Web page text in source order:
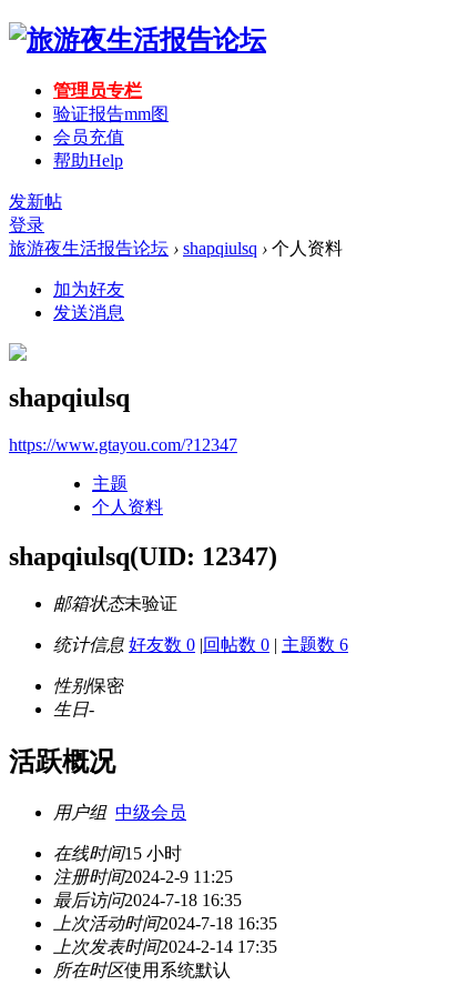
管理员专栏
验证报告mm图
会员充值
帮助Help
发新帖
登录
旅游夜生活报告论坛 › shapqiulsq › 个人资料
加为好友
发送消息
shapqiulsq
https://www.gtayou.com/?12347
主题
个人资料
shapqiulsq(UID: 12347)
邮箱状态未验证
统计信息 好友数 0 |回帖数 0 | 主题数 6
性别保密
生日-
活跃概况
用户组 中级会员
在线时间15 小时
注册时间2024-2-9 11:25
最后访问2024-7-18 16:35
上次活动时间2024-7-18 16:35
上次发表时间2024-2-14 17:35
所在时区使用系统默认